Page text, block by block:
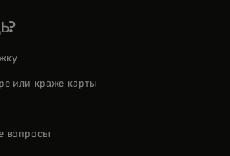
или краже карты
вопросы